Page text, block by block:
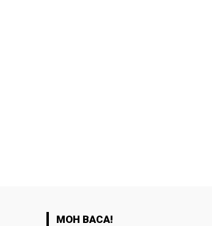
MOH BACA!